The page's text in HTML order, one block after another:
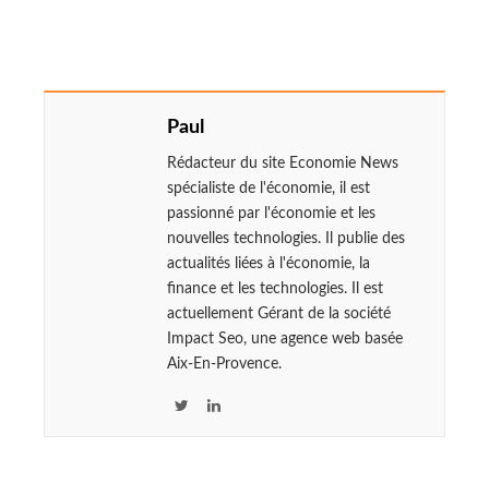
Paul
Rédacteur du site Economie News
spécialiste de l'économie, il est
passionné par l'économie et les
nouvelles technologies. Il publie des
actualités liées à l'économie, la
finance et les technologies. Il est
actuellement Gérant de la société
Impact Seo, une agence web basée
Aix-En-Provence.
L